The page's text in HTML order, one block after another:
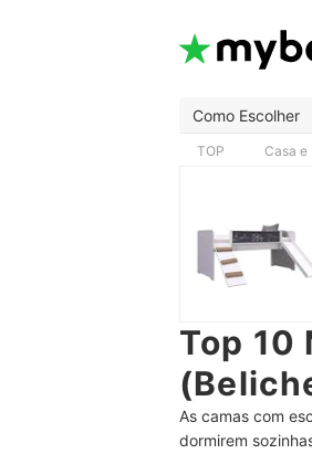
Como Escolher
TOP Casa e
Top 10
As camas com
dormirem